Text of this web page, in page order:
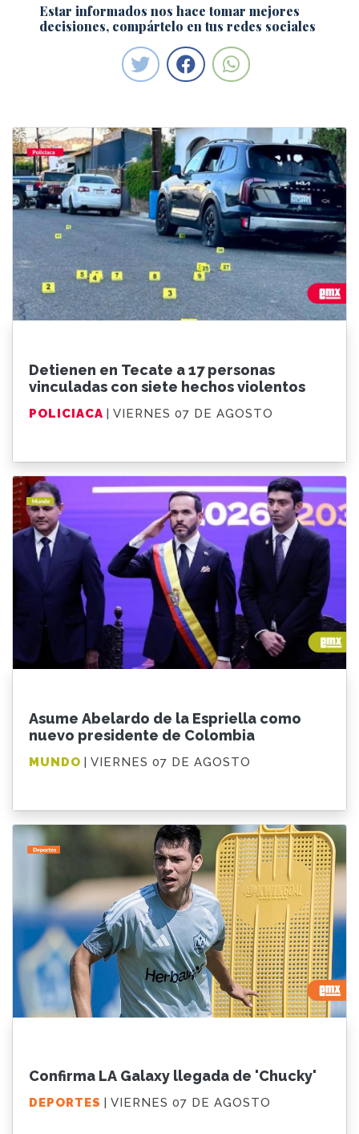
Detienen en Tecate a 17 personas
vinculadas con siete hechos violentos
POLICIACA | VIERNES 07 DE AGOSTO
Asume Abelardo de la Espriella como
nuevo presidente de Colombia
MUNDO | VIERNES 07 DE AGOSTO
Confirma LA Galaxy llegada de 'Chucky'
DEPORTES | VIERNES 07 DE AGOSTO
Estar informados nos hace tomar mejores
decisiones, compártelo en tus redes sociales